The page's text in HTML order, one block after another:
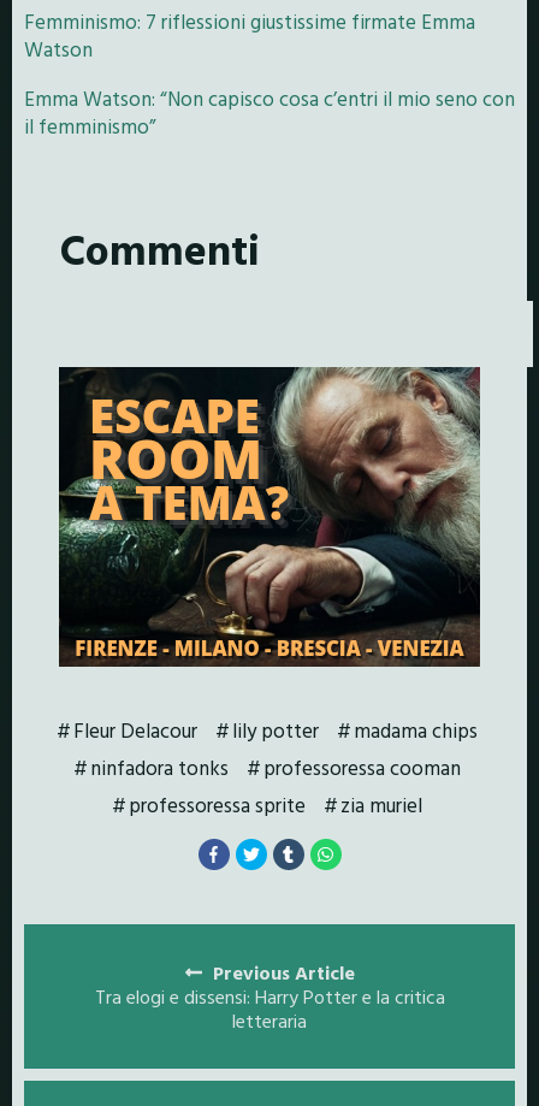
Femminismo: 7 riflessioni giustissime firmate Emma
Watson
Emma Watson: “Non capisco cosa c’entri il mio seno con
il femminismo”
Commenti
Fleur Delacour lily potter
madama chips
ninfadora tonks
professoressa cooman
professoressa sprite
zia muriel
navigation
Previous Article
Tra elogi e dissensi: Harry Potter e la critica
letteraria